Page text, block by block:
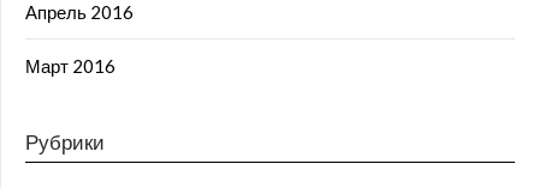
Апрель 2016
Март 2016
Рубрики